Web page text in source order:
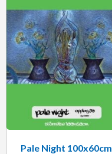
Pale Night 100x60cm